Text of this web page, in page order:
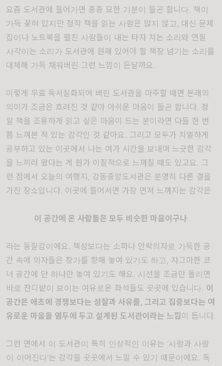
요즘 도서관에 들어가면 종종 묘한 기분이 들곤 합니다. 책이
가득 꽂혀 있지만 정작 책을 읽는 사람은 많지 않고, 대신 문제
집이나 노트북을 펼친 사람들이 내는 타자 치는 소리와 연필
사각이는 소리가 도서관에 원래 있어야 할 책장 넘기는 소리를
대체해 가득 채워버린 그런 느낌이 든달까요.
이렇게 무료 독서실화되어 버린 도서관을 마주할 때면 본래의
의미가 조금은 흐려진 것 같아 아쉬운 마음이 들곤 합니다. 정
말 책을 조용하게 읽고 싶은 마음이 드는 분이라면 다들 한 번
쯤 느껴본 적 있는 감각인 것 같아요. 그리고 모두가 치열하게
공부하고 있는 이곳에서 나는 여가 시간을 보내며 느긋한 감각
을 느끼러 왔다는 게 뭔가 이질적으로 느껴질 때도 있고요. 그
런 점에서 오늘의 여행지, 강동중앙도서관은 분명히 다른 결을
가진 장소입니다. 이곳에 들어서면 가장 먼저 느껴지는 감각은
이 공간에 온 사람들은 모두 비슷한 마음이구나
라는 동질감이에요. 책상보다는 소파나 안락의자로 가득한 공
간 속에 의자들은 창가를 향해 놓여 있기도 하고, 자그마한 코
너 공간에 단 하나만 놓여 있기도 해요. 시선을 조금만 돌리면
바로 잔디밭이 보이는 여유로운 좌석들도 곳곳에 있습니다. 이
공간은 애초에 경쟁보다는 성찰과 사유를, 그리고 집중보다는 여
유로운 마음을 염두에 두고 설계된 도서관이라는 느낌 이 듭니다.
그런 면에서 이 도서관이 특히 인상적인 이유는 ‘사람과 사람
이 이어진다’는 감각을 곳곳에서 느낄 수 있기 때문이에요. 독